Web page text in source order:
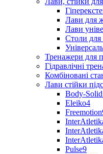
Лави для
Лави
Столи для
Тренажери для
Гідравлічні
Комбіновані
Лави стійки
Body-Solid
Eleiko4
Freemotion
Pulse9